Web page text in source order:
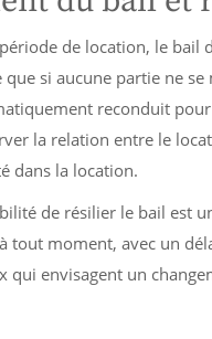
de location, le bail
que si aucune partie ne
reconduit
la relation entre le
dans la location.
de résilier le bail est
tout moment, avec un
qui envisagent un